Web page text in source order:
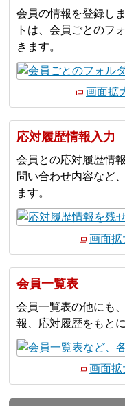
会員の情報を登録し
トは、会員ごとのフ
きます。
画面拡
応対履歴情報入力
会員との応対履歴情
問い合わせ内容など
ます。
画面拡
会員一覧表
会員一覧表の他にも
報、応対履歴をもと
画面拡